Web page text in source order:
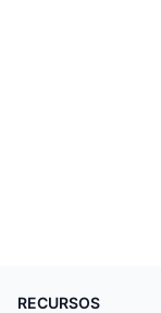
RECURSOS